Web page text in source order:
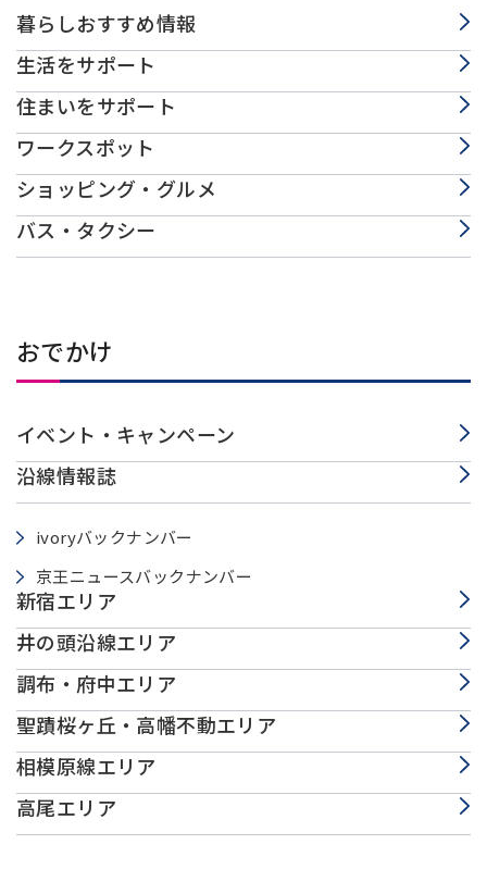
暮らしおすすめ情報
生活をサポート
住まいをサポート
ワークスポット
ショッピング・グルメ
バス・タクシー
おでかけ
イベント・キャンペーン
沿線情報誌
ivoryバックナンバー
京王ニュースバックナンバー
新宿エリア
井の頭沿線エリア
調布・府中エリア
聖蹟桜ヶ丘・高幡不動エリア
相模原線エリア
高尾エリア